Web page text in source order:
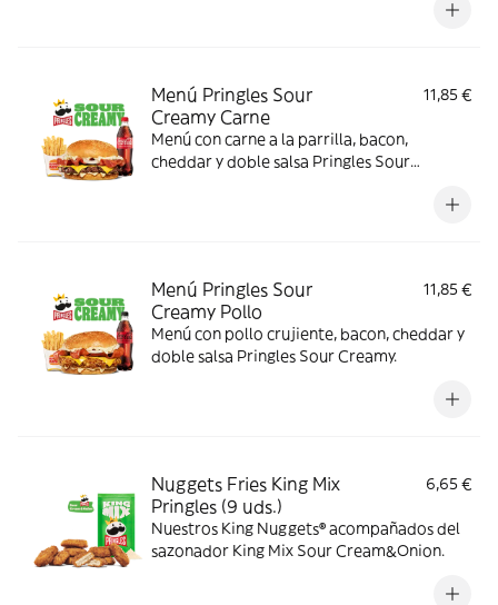
Menú Pringles Sour
Creamy Carne
11,85 €
Menú con carne a la parrilla, bacon,
cheddar y doble salsa Pringles Sour
Menú Pringles Sour
Creamy Pollo
11,85 €
Menú con pollo crujiente, bacon, cheddar y
doble salsa Pringles Sour Creamy.
Nuggets Fries King Mix
Pringles (9 uds.)
6,65 €
Nuestros King Nuggets® acompañados del
sazonador King Mix Sour Cream&Onion.